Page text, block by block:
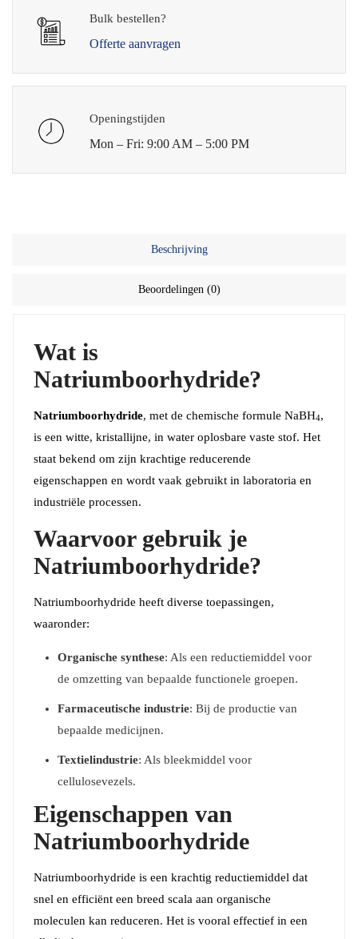
Bulk bestellen?
Offerte aanvragen
Openingstijden
Mon – Fri: 9:00 AM – 5:00 PM
Beschrijving
Beoordelingen (0)
Wat is
Natriumboorhydride?
Natriumboorhydride, met de chemische formule NaBH4,
is een witte, kristallijne, in water oplosbare vaste stof. Het
staat bekend om zijn krachtige reducerende
eigenschappen en wordt vaak gebruikt in laboratoria en
industriële processen.
Waarvoor gebruik je
Natriumboorhydride?
Natriumboorhydride heeft diverse toepassingen,
waaronder:
Organische synthese: Als een reductiemiddel voor
de omzetting van bepaalde functionele groepen.
Farmaceutische industrie: Bij de productie van
bepaalde medicijnen.
Textielindustrie: Als bleekmiddel voor
cellulosevezels.
Eigenschappen van
Natriumboorhydride
Natriumboorhydride is een krachtig reductiemiddel dat
snel en efficiënt een breed scala aan organische
moleculen kan reduceren. Het is vooral effectief in een